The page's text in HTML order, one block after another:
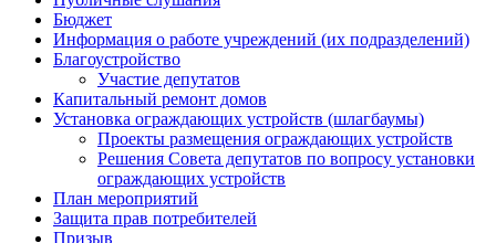
Бюджет
Информация о работе учреждений (их подразделений)
Благоустройство
Участие депутатов
Капитальный ремонт домов
Установка ограждающих устройств (шлагбаумы)
Проекты размещения ограждающих устройств
Решения Совета депутатов по вопросу установки
ограждающих устройств
План мероприятий
Защита прав потребителей
Призыв